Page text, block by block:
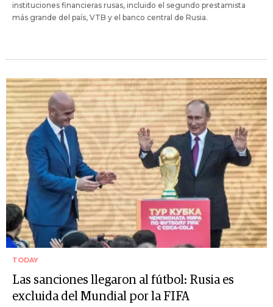
instituciones financieras rusas, incluido el segundo prestamista
más grande del país, VTB y el banco central de Rusia.
TODAY
Las sanciones llegaron al fútbol: Rusia es
excluida del Mundial por la FIFA